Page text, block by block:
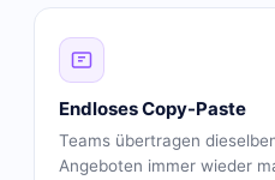
Endloses Copy-Paste
Teams übertragen
Angeboten immer wieder